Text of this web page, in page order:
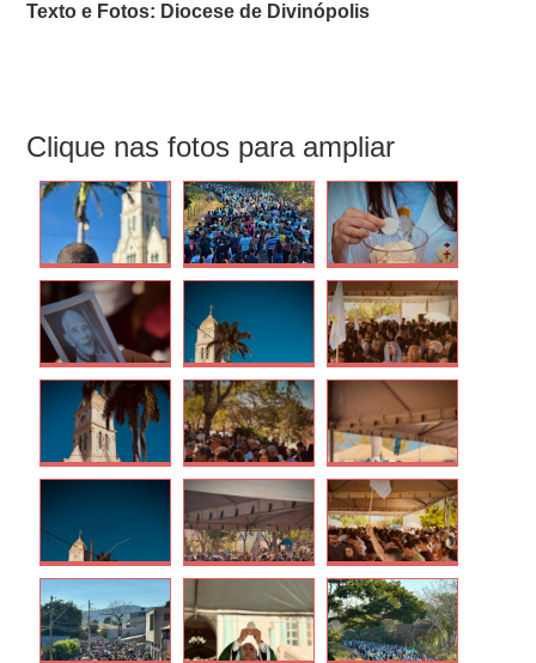
Texto e Fotos: Diocese de Divinópolis
Clique nas fotos para ampliar